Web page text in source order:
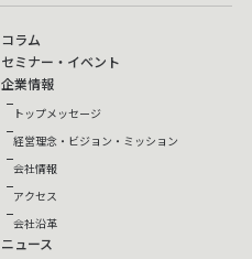
コラム
セミナー・イベント
企業情報
トップメッセージ
経営理念・ビジョン・ミッション
会社情報
アクセス
会社沿革
ニュース